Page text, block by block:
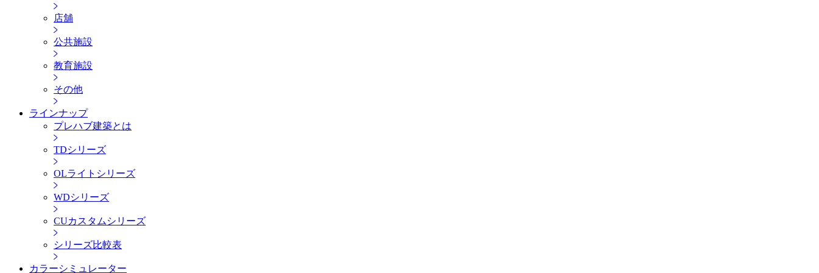
店舖
公共施設
教育施設
その他
ラインナップ
プレハブ建築とは
TDシリーズ
OLライトシリーズ
WDシリーズ
CUカスタムシリーズ
シリーズ比較表
カラーシミュレーター